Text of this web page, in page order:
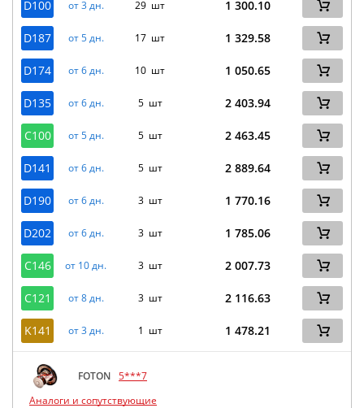
D100 от 3 дн. 29 шт 1 300.10
D187 от 5 дн. 17 шт 1 329.58
D174 от 6 дн. 10 шт 1 050.65
D135 от 6 дн. 5 шт 2 403.94
C100 от 5 дн. 5 шт 2 463.45
D141 от 6 дн. 5 шт 2 889.64
D190 от 6 дн. 3 шт 1 770.16
D202 от 6 дн. 3 шт 1 785.06
C146 от 10 дн. 3 шт 2 007.73
C121 от 8 дн. 3 шт 2 116.63
K141 от 3 дн. 1 шт 1 478.21
FOTON 5***7
Аналоги и сопутствующие